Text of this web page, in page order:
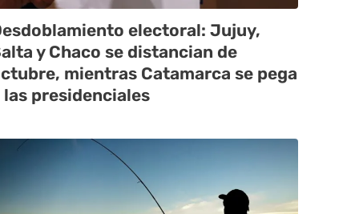
electoral: Jujuy,
y Chaco se distancian de
mientras Catamarca se pega
las presidenciales